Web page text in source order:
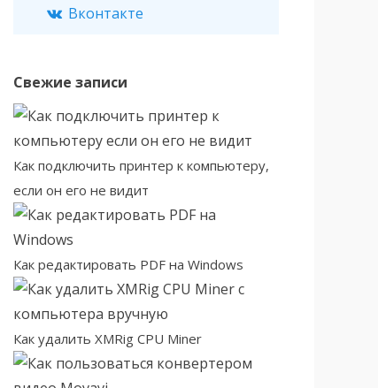
Вконтакте
Свежие записи
Как подключить принтер к компьютеру,
если он его не видит
Как редактировать PDF на Windows
Как удалить XMRig CPU Miner